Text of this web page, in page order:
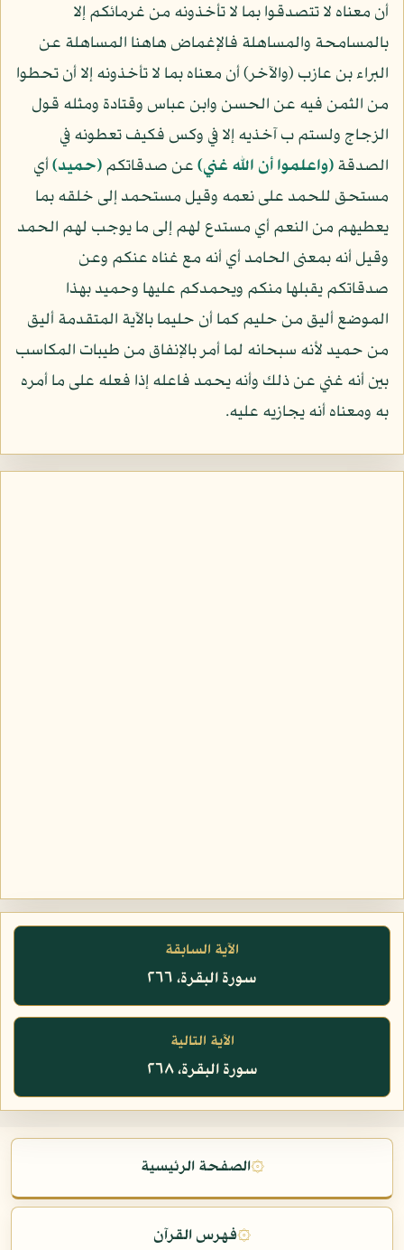
أن معناه لا تتصدقوا بما لا تأخذونه من غرمائكم إلا
بالمسامحة والمساهلة فالإغماض هاهنا المساهلة عن
البراء بن عازب (والآخر) أن معناه بما لا تأخذونه إلا أن تحطوا
من الثمن فيه عن الحسن وابن عباس وقتادة ومثله قول
الزجاج ولستم ب آخذيه إلا في وكس فكيف تعطونه في
الصدقة﴿واعلموا أن الله غني﴾عن صدقاتكم﴿حميد﴾أي
مستحق للحمد على نعمه وقيل مستحمد إلى خلقه بما
يعطيهم من النعم أي مستدع لهم إلى ما يوجب لهم الحمد
وقيل أنه بمعنى الحامد أي أنه مع غناه عنكم وعن
صدقاتكم يقبلها منكم ويحمدكم عليها وحميد بهذا
الموضع أليق من حليم كما أن حليما بالآية المتقدمة أليق
من حميد لأنه سبحانه لما أمر بالإنفاق من طيبات المكاسب
بين أنه غني عن ذلك وأنه يحمد فاعله إذا فعله على ما أمره
به ومعناه أنه يجازيه عليه.
الآية السابقة
سورة البقرة، ٢٦٦
الآية التالية
سورة البقرة، ٢٦٨
۞الصفحة الرئيسية
۞فهرس القرآن